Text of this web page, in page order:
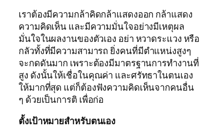
เราต้องมีความกล้าคิดกล้าแสดงออก กล้าแสดง
ความคิดเห็น และมีความมั่นใจอย่างมีเหตุผล
มั่นใจในผลงานของตัวเอง อย่า หวาดระแวง หรือ
กลัวทั้งที่มีความสามารถ ยิ่งคนที่มีตำแหน่งสูงๆ
จะกดดันมาก เพราะต้องมีมาตรฐานการทำงานที่
สูง ดังนั้นให้เชื่อในคุณค่า และศรัทธาในตนเอง
ให้มากที่สุด แต่ก็ต้องฟังความคิดเห็นจากคนอื่น
ๆ ด้วยเป็นการติ เพื่อก่อ
ตั้งเป้าหมายสำหรับตนเอง